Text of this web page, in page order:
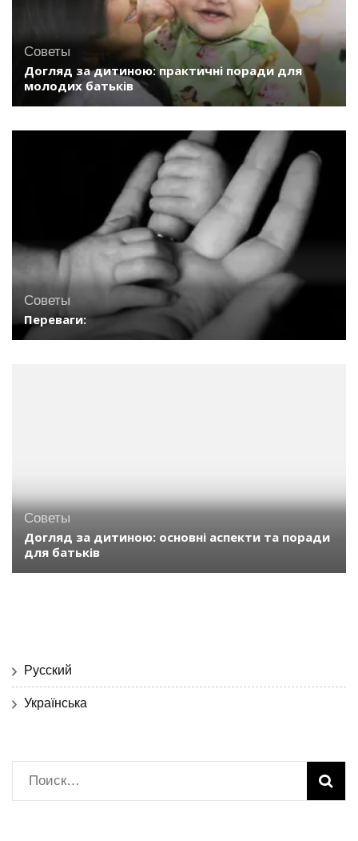
Советы
Догляд за дитиною: практичні поради для
молодих батьків
Советы
Переваги:
Советы
Догляд за дитиною: основні аспекти та поради
для батьків
Русский
Українська
Найти: